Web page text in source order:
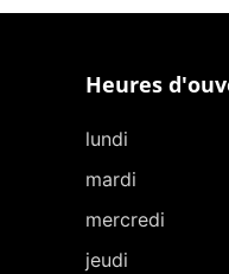
Heures
lundi
mardi
mercredi
jeudi